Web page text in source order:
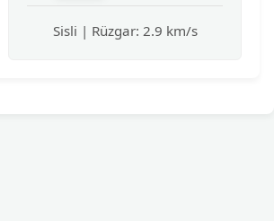
Sisli | Rüzgar: 2.9 km/s